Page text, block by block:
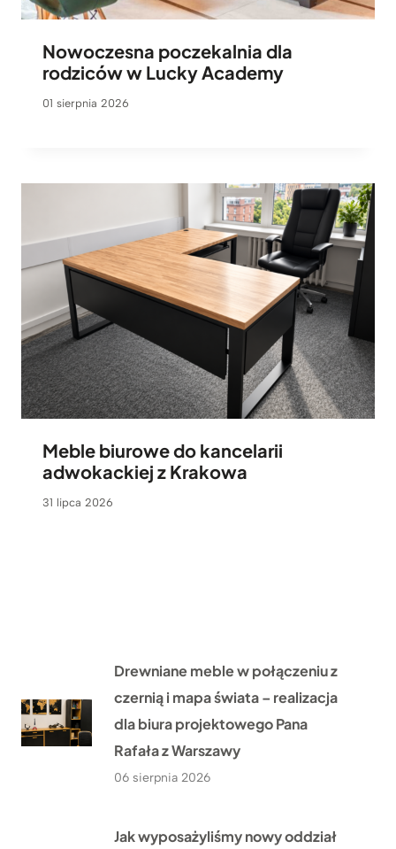
Nowoczesna poczekalnia dla
rodziców w Lucky Academy
01 sierpnia 2026
Meble biurowe do kancelarii
adwokackiej z Krakowa
31 lipca 2026
Drewniane meble w połączeniu z
czernią i mapa świata – realizacja
dla biura projektowego Pana
Rafała z Warszawy
06 sierpnia 2026
Jak wyposażyliśmy nowy oddział